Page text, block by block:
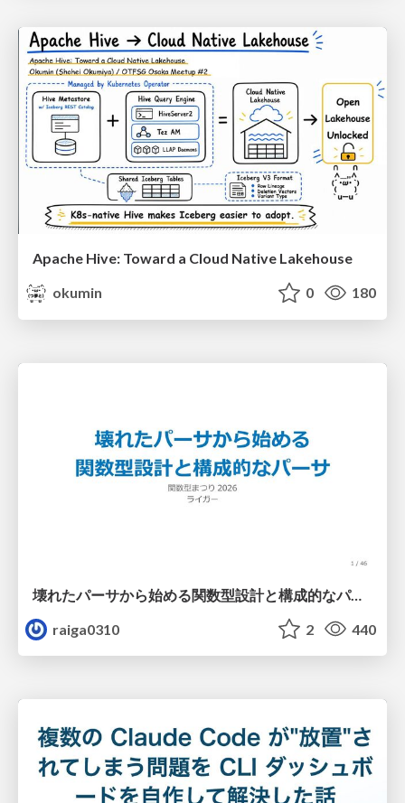
Apache Hive: Toward a Cloud Native Lakehouse
okumin
0 180
壊れたパーサから始める関数型設計と構成的なパーサ #fp_matsuri
raiga0310
2 440